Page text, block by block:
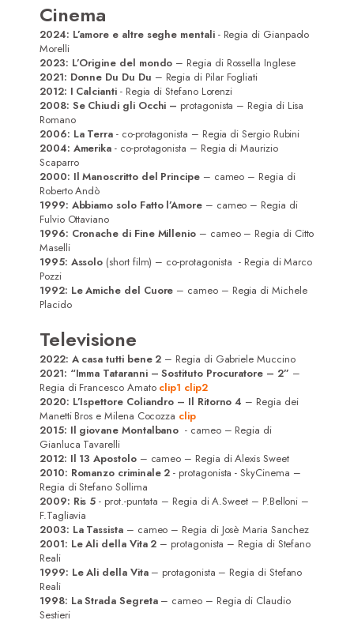
Cinema
2024: L’amore e altre seghe mentali- Regia di Gianpaolo
Morelli
2023: L’Origine del mondo – Regia di Rossella Inglese
2021: Donne Du Du Du – Regia di Pilar Fogliati
2012: I Calcianti- Regia di Stefano Lorenzi
2008: Se Chiudi gli Occhi – protagonista – Regia di Lisa
Romano
2006: La Terra - co-protagonista – Regia di Sergio Rubini
2004: Amerika- co-protagonista – Regia di Maurizio
Scaparro
2000: Il Manoscritto del Principe– cameo – Regia di
Roberto Andò
1999: Abbiamo solo Fatto l’Amore– cameo – Regia di
Fulvio Ottaviano
1996: Cronache di Fine Millenio – cameo – Regia di Citto
Maselli
1995: Assolo (short film) – co-protagonista - Regia di Marco
Pozzi
1992: Le Amiche del Cuore – cameo – Regia di Michele
Placido
Televisione
2022: A casa tutti bene 2 – Regia di Gabriele Muccino
2021: “Imma Tataranni – Sostituto Procuratore – 2” –
Regia di Francesco Amato clip1 clip2
2020: L’Ispettore Coliandro – Il Ritorno 4 – Regia dei
Manetti Bros e Milena Cocozza clip
2015: Il giovane Montalbano - cameo – Regia di
Gianluca Tavarelli
2012: Il 13 Apostolo– cameo – Regia di Alexis Sweet
2010: Romanzo criminale 2 - protagonista - SkyCinema –
Regia di Stefano Sollima
2009: Ris 5 - prot.-puntata – Regia di A.Sweet – P.Belloni –
F.Tagliavia
2003: La Tassista– cameo – Regia di Josè Maria Sanchez
2001: Le Ali della Vita 2 – protagonista – Regia di Stefano
Reali
1999: Le Ali della Vita– protagonista – Regia di Stefano
Reali
1998: La Strada Segreta– cameo – Regia di Claudio
Sestieri